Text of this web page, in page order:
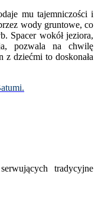
mu tajemniczości i
wody gruntowe, co
Spacer wokół jeziora,
pozwala na chwilę
z dziećmi to doskonała
tradycyjne